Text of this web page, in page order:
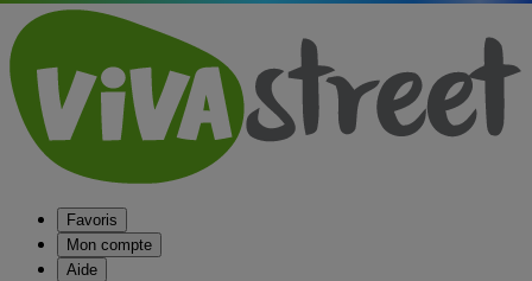
Favoris
Mon compte
Aide